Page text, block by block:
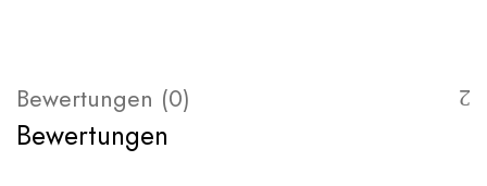
Bewertungen (0)
Bewertungen